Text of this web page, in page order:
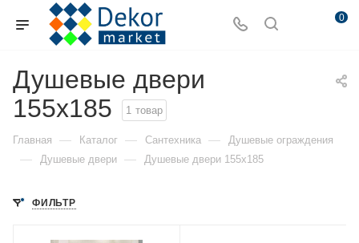
0
Душевые двери
155x185
1 товар
Главная — Каталог — Сантехника — Душевые ограждения
— Душевые двери — Душевые двери 155x185
ФИЛЬТР